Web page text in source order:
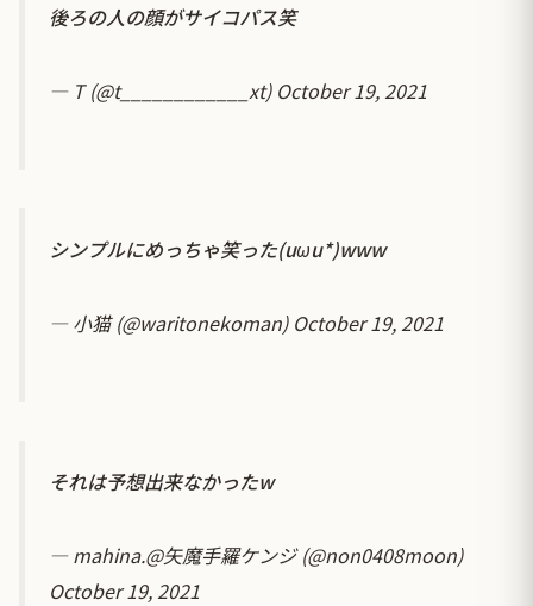
後ろの人の顔がサイコパス笑
— T (@t____________xt) October 19, 2021
シンプルにめっちゃ笑った(uωu*)www
— 小猫 (@waritonekoman) October 19, 2021
それは予想出来なかったw
— mahina.@矢魔手羅ケンジ (@non0408moon)
October 19, 2021